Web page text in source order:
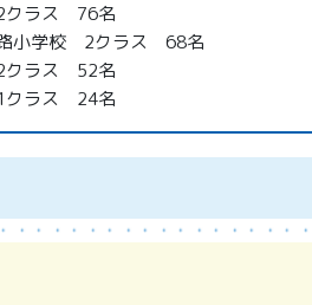
クラス 76名
小学校 2クラス 68名
クラス 52名
クラス 24名